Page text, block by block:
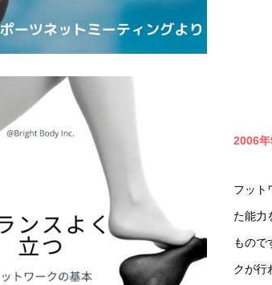
2006
フット
た能力
もので
クが行